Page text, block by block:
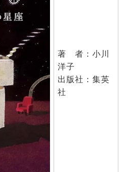
著 者：小川
洋子
出版社：集英
社